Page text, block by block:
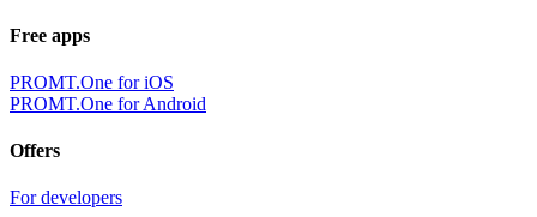
Free apps
PROMT.One for iOS
PROMT.One for Android
Offers
For developers